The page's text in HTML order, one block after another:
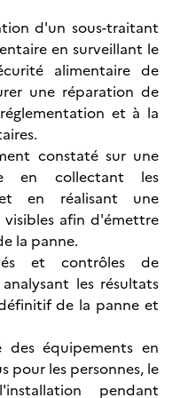
d'un sous-traitant
en surveillant le
alimentaire de
une réparation de
et à la
constaté sur une
en collectant les
et en réalisant une
afin d'émettre
la panne.
et contrôles de
les résultats
de la panne et
des équipements en
pour les personnes, le
pendant